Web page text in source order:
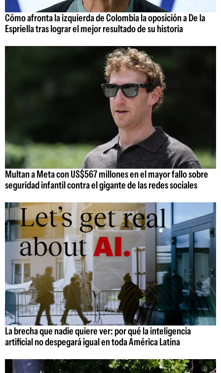
Cómo afronta la izquierda de Colombia la oposición a De la
Espriella tras lograr el mejor resultado de su historia
Multan a Meta con US$567 millones en el mayor fallo sobre
seguridad infantil contra el gigante de las redes sociales
La brecha que nadie quiere ver: por qué la inteligencia
artificial no despegará igual en toda América Latina